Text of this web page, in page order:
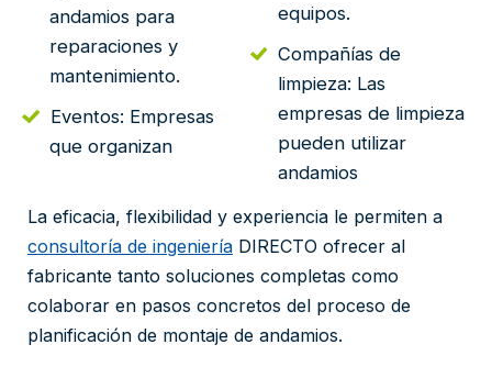
andamios para
reparaciones y
mantenimiento.
Eventos: Empresas
que organizan
equipos.
Compañías de
limpieza: Las
empresas de limpieza
pueden utilizar
andamios
La eficacia, flexibilidad y experiencia le permiten a
consultoría de ingeniería DIRECTO ofrecer al
fabricante tanto soluciones completas como
colaborar en pasos concretos del proceso de
planificación de montaje de andamios.